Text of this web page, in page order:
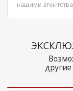
нашими